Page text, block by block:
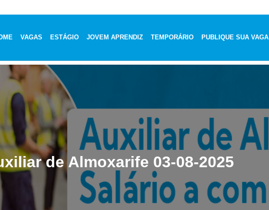
VAGAS ESTÁGIO JOVEM APRENDIZ TEMPORÁRIO PUBLIQUE SUA VAGA
de Almoxarife 03-08-2025